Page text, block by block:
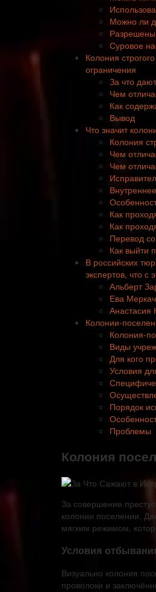
Можно ли
Суровое
Колония
ограничения
За что
Чем
Как
Вывод
Что значит
Колония
Чем
Чем
Как
Как
Перевод
Как выйти
В российских
экспертов, что с
Альберт
Ева
Анастасия
Колонии-
Колония-
Виды
Для кого
Условия
Порядок
Проблемы
Колония
За совершение
колонии поселении.
мягким режимом,
Условия
Визуально колония
проволоки и